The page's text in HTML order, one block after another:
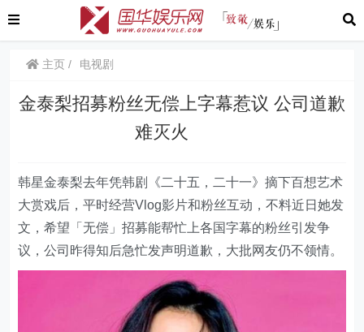
主页 电视剧
金泰梨招募粉丝无偿上字幕惹议 公司道歉
难灭火
韩星金泰梨去年凭韩剧《二十五，二十一》摘下百想艺术
大赏戏后，平时经营Vlog影片和粉丝互动，不料近日她发
文，希望「无偿」招募能帮忙上各国字幕的粉丝引发争
议，公司昨得知后急忙发声明道歉，大批网友仍不领情。